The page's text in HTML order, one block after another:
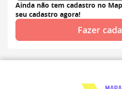
Ainda não tem cadastro no
seu cadastro agora!
Fazer